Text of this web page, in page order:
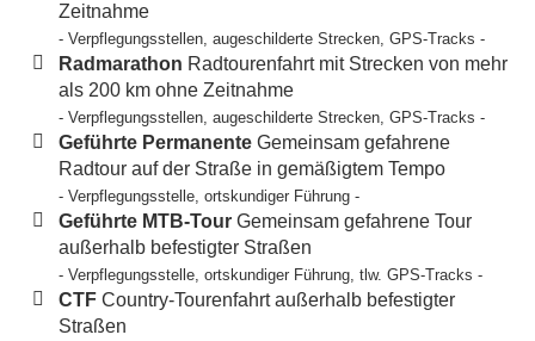
Zeitnahme
- Verpflegungsstellen, augeschilderte Strecken, GPS-Tracks -
Radmarathon Radtourenfahrt mit Strecken von mehr
als 200 km ohne Zeitnahme
- Verpflegungsstellen, augeschilderte Strecken, GPS-Tracks -
Geführte Permanente Gemeinsam gefahrene
Radtour auf der Straße in gemäßigtem Tempo
- Verpflegungsstelle, ortskundiger Führung -
Geführte MTB-Tour Gemeinsam gefahrene Tour
außerhalb befestigter Straßen
- Verpflegungsstelle, ortskundiger Führung, tlw. GPS-Tracks -
CTF Country-Tourenfahrt außerhalb befestigter
Straßen